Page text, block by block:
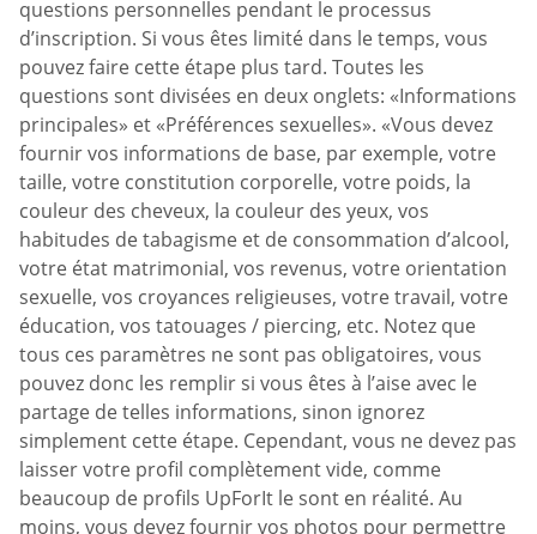
questions personnelles pendant le processus
d’inscription. Si vous êtes limité dans le temps, vous
pouvez faire cette étape plus tard. Toutes les
questions sont divisées en deux onglets: «Informations
principales» et «Préférences sexuelles». «Vous devez
fournir vos informations de base, par exemple, votre
taille, votre constitution corporelle, votre poids, la
couleur des cheveux, la couleur des yeux, vos
habitudes de tabagisme et de consommation d’alcool,
votre état matrimonial, vos revenus, votre orientation
sexuelle, vos croyances religieuses, votre travail, votre
éducation, vos tatouages / piercing, etc. Notez que
tous ces paramètres ne sont pas obligatoires, vous
pouvez donc les remplir si vous êtes à l’aise avec le
partage de telles informations, sinon ignorez
simplement cette étape. Cependant, vous ne devez pas
laisser votre profil complètement vide, comme
beaucoup de profils UpForIt le sont en réalité. Au
moins, vous devez fournir vos photos pour permettre